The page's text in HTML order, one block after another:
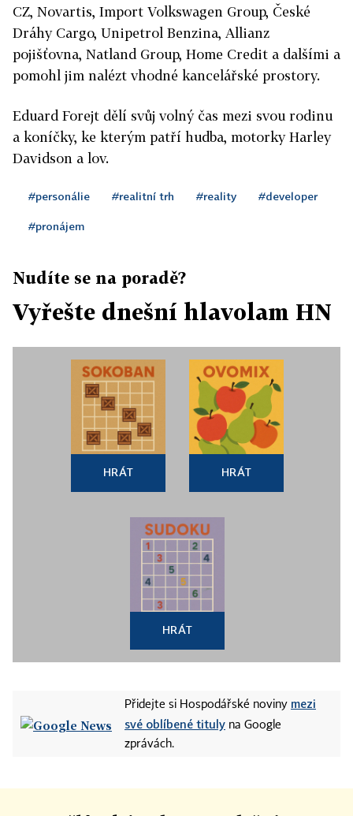
CZ, Novartis, Import Volkswagen Group, České
Dráhy Cargo, Unipetrol Benzina, Allianz
pojišťovna, Natland Group, Home Credit a dalšími a
pomohl jim nalézt vhodné kancelářské prostory.
Eduard Forejt dělí svůj volný čas mezi svou rodinu
a koníčky, ke kterým patří hudba, motorky Harley
Davidson a lov.
#personálie #realitní trh #reality #developer
#pronájem
Nudíte se na poradě?
Vyřešte dnešní hlavolam HN
HRÁT HRÁT
HRÁT
Přidejte si Hospodářské noviny mezi
své oblíbené tituly na Google
zprávách.